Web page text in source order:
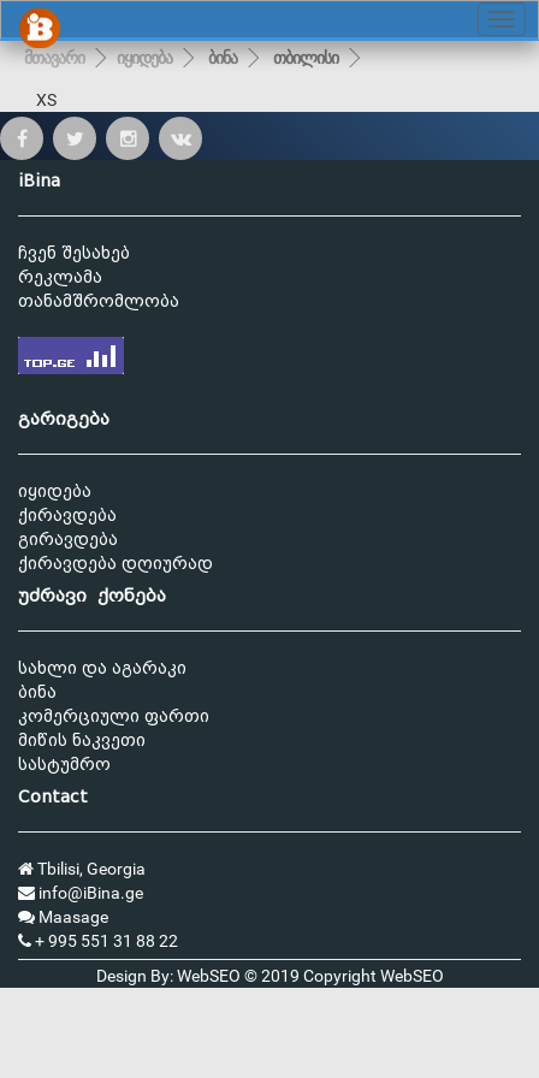
მთავარი იყიდება ბინა თბილისი
XS
iBina
ჩვენ შესახებ
რეკლამა
თანამშრომლობა
გარიგება
იყიდება
ქირავდება
გირავდება
ქირავდება დღიურად
უძრავი ქონება
სახლი და აგარაკი
ბინა
კომერციული ფართი
მიწის ნაკვეთი
სასტუმრო
Contact
Tbilisi, Georgia
info@iBina.ge
Maasage
+ 995 551 31 88 22
Design By: WebSEO © 2019 Copyright WebSEO